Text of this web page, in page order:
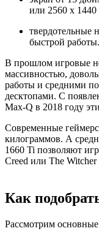
или 2560 x
твердотельные
быстрой работы.
В прошлом игровые
массивностью,
работы и средними
десктопами. С
Max-Q в 2018 году
Современные
килограммов. А
1660 Ti позволяют
Creed или The
Как
Рассмотрим